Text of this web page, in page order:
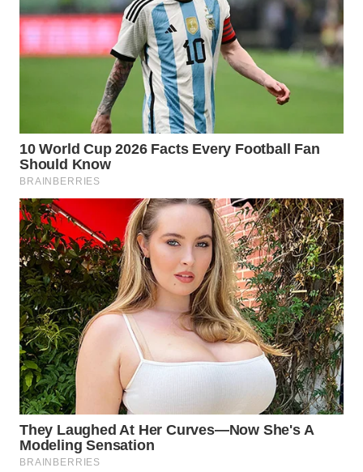
TAPANULI
SELATAN
WN
KARO
WN
SIMALUNGUN
WN
LABUHANBATU
WN
TAPANULI
TENGAH
WN DELI
SERDANG
WN